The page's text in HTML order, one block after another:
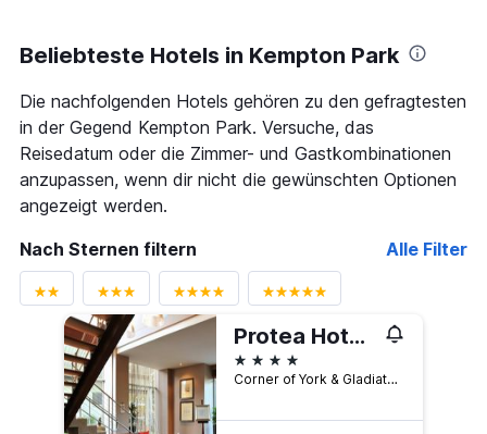
Beliebteste Hotels in Kempton Park
Die nachfolgenden Hotels gehören zu den gefragtesten
in der Gegend Kempton Park. Versuche, das
Reisedatum oder die Zimmer- und Gastkombinationen
anzupassen, wenn dir nicht die gewünschten Optionen
angezeigt werden.
Nach Sternen filtern
Alle Filter
Protea Hotel by Marriott O.R. Tambo Airport
4 Sterne
Corner of York & Gladiator Streets, Rhodesfield, Kempton Park, Gauteng, Südafrika